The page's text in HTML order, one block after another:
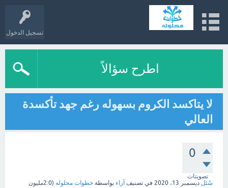
تسجيل الدخول
اطرح سؤالاً
لا يتاكسد الكروم بسهوله رغم جهد تأكسدة
العالي
0
تصويتات
سُئل ديسمبر 13، 2020 في تصنيف آراء بواسطة خطوات محلوله (2.0مليون